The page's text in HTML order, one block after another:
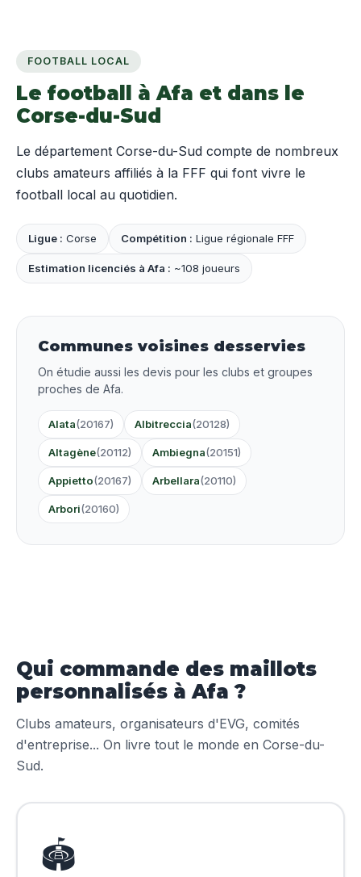
FOOTBALL LOCAL
Le football à Afa et dans le
Corse-du-Sud
Le département Corse-du-Sud compte de nombreux
clubs amateurs affiliés à la FFF qui font vivre le
football local au quotidien.
Ligue : Corse Compétition : Ligue régionale FFF
Estimation licenciés à Afa : ~108 joueurs
Communes voisines desservies
On étudie aussi les devis pour les clubs et groupes
proches de Afa.
Alata(20167) Albitreccia(20128)
Altagène(20112) Ambiegna(20151)
Appietto(20167) Arbellara(20110)
Arbori(20160)
Qui commande des maillots
personnalisés à Afa ?
Clubs amateurs, organisateurs d'EVG, comités
d'entreprise... On livre tout le monde en Corse-du-
Sud.
🏟️